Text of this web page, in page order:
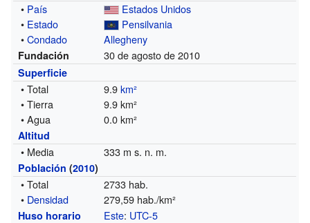
• País
Estados Unidos
• Estado
Pensilvania
•Condado Allegheny
Fundación 30 de agosto de 2010
Superficie
• Total 9.9km²
• Tierra
9.9 km²
• Agua
0.0 km²
Altitud
• Media 333 m s. n. m.
Población (2010)
• Total
2733 hab.
• Densidad 279,59 hab./km²
Huso horario Este: UTC-5